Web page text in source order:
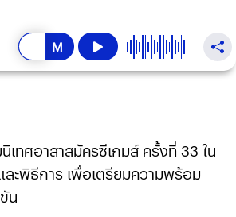
ทศอาสาสมัครซีเกมส์ ครั้งที่ 33 ใน
ละพิธีการ เพื่อเตรียมความพร้อม
น